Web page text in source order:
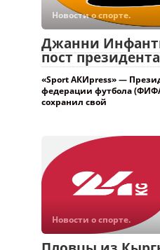
Новости о спорте.
Джанни
пост
«Sport АКИpress» —
федерации футбола
Новости о спорте.